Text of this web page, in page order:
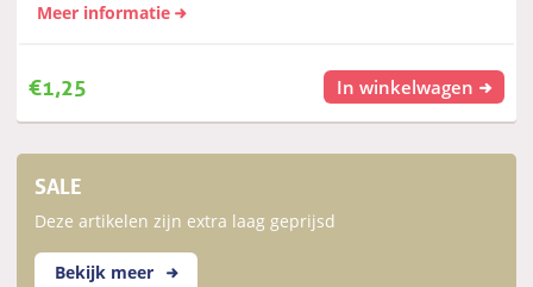
Meer informatie
€1,25 In winkelwagen
SALE
Deze artikelen zijn extra laag geprijsd
Bekijk meer